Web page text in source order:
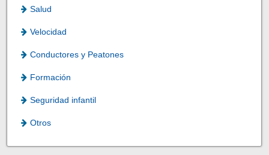
Salud
Velocidad
Conductores y Peatones
Formación
Seguridad infantil
Otros